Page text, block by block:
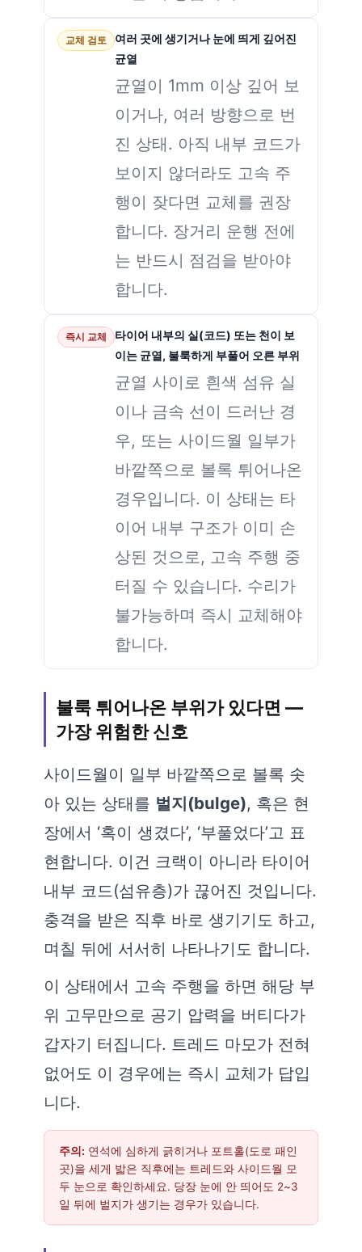
교체 검토
여러 곳에 생기거나 눈에 띄게 깊어진
균열
균열이 1mm 이상 깊어 보
이거나, 여러 방향으로 번
진 상태. 아직 내부 코드가
보이지 않더라도 고속 주
행이 잦다면 교체를 권장
합니다. 장거리 운행 전에
는 반드시 점검을 받아야
합니다.
즉시 교체
타이어 내부의 실(코드) 또는 천이 보
이는 균열, 불룩하게 부풀어 오른 부위
균열 사이로 흰색 섬유 실
이나 금속 선이 드러난 경
우, 또는 사이드월 일부가
바깥쪽으로 볼록 튀어나온
경우입니다. 이 상태는 타
이어 내부 구조가 이미 손
상된 것으로, 고속 주행 중
터질 수 있습니다. 수리가
불가능하며 즉시 교체해야
합니다.
불룩 튀어나온 부위가 있다면 —
가장 위험한 신호
사이드월이 일부 바깥쪽으로 볼록 솟
아 있는 상태를 벌지(bulge), 혹은 현
장에서 ‘혹이 생겼다’, ‘부풀었다’고 표
현합니다. 이건 크랙이 아니라 타이어
내부 코드(섬유층)가 끊어진 것입니다.
충격을 받은 직후 바로 생기기도 하고,
며칠 뒤에 서서히 나타나기도 합니다.
이 상태에서 고속 주행을 하면 해당 부
위 고무만으로 공기 압력을 버티다가
갑자기 터집니다. 트레드 마모가 전혀
없어도 이 경우에는 즉시 교체가 답입
니다.
주의: 연석에 심하게 긁히거나 포트홀(도로 패인
곳)을 세게 밟은 직후에는 트레드와 사이드월 모
두 눈으로 확인하세요. 당장 눈에 안 띄어도 2~3
일 뒤에 벌지가 생기는 경우가 있습니다.